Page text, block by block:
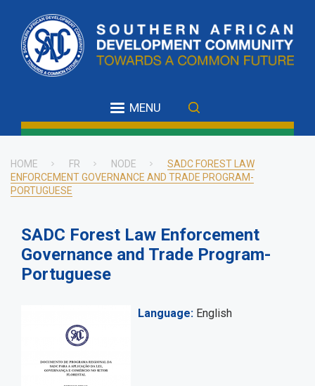
main
content
MENU
Breadcrumb
HOME FR NODE
SADC FOREST LAW
ENFORCEMENT GOVERNANCE AND TRADE PROGRAM-
PORTUGUESE
SADC Forest Law Enforcement
Governance and Trade Program-
Portuguese
Language English